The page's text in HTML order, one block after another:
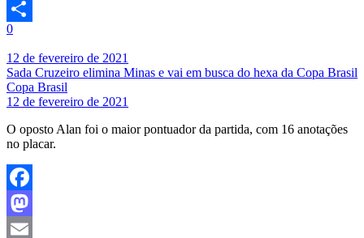
Email
Share
0
12 de fevereiro de 2021
Sada Cruzeiro elimina Minas e vai em busca do hexa da Copa Brasil
Copa Brasil
12 de fevereiro de 2021
O oposto Alan foi o maior pontuador da partida, com 16 anotações
no placar.
Facebook
Mastodon